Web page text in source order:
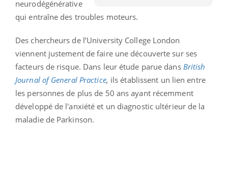
neurodégénérative
qui entraîne des troubles moteurs.
Des chercheurs de l’University College London
viennent justement de faire une découverte sur ses
facteurs de risque. Dans leur étude parue dans British
Journal of General Practice, ils établissent un lien entre
les personnes de plus de 50 ans ayant récemment
développé de l'anxiété et un diagnostic ultérieur de la
maladie de Parkinson.